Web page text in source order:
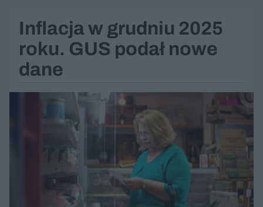
Inflacja w grudniu 2025
roku. GUS podał nowe
dane